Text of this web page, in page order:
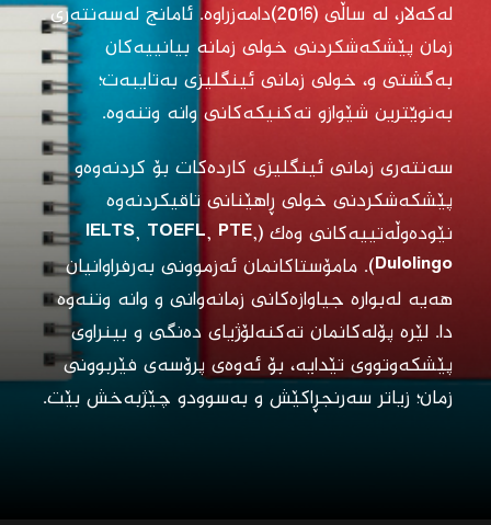
لەکەلار، لە ساڵی (2016)دامەزراوە. ئامانج لەسەنتەری
زمان پێشکەشکردنی خولی زمانە بیانییەکان
بەگشتی و، خولی زمانی ئینگلیزی بەتایبەت؛
بەنوێترین شێوازو تەکنیکەکانی وانە وتنەوە.
سەنتەری زمانی ئینگلیزی کاردەکات بۆ کردنەوەو
پێشکەشکردنی خولی ڕاهێنانی تاقیکردنەوە
نێودەوڵەتییەکانی وەک (IELTS, TOEFL, PTE,
Dulolingo). مامۆستاکانمان ئەزموونی بەرفراوانیان
هەیە لەبوارە جیاوازەکانی زمانەوانی و وانە وتنەوە
دا. لێرە پۆلەکانمان تەکنەلۆژیای دەنگی و بینراوی
پێشکەوتووی تێدایە، بۆ ئەوەی پرۆسەی فێربوونی
زمان؛ زیاتر سەرنجڕاکێش و بەسوودو چێژبەخش بێت.